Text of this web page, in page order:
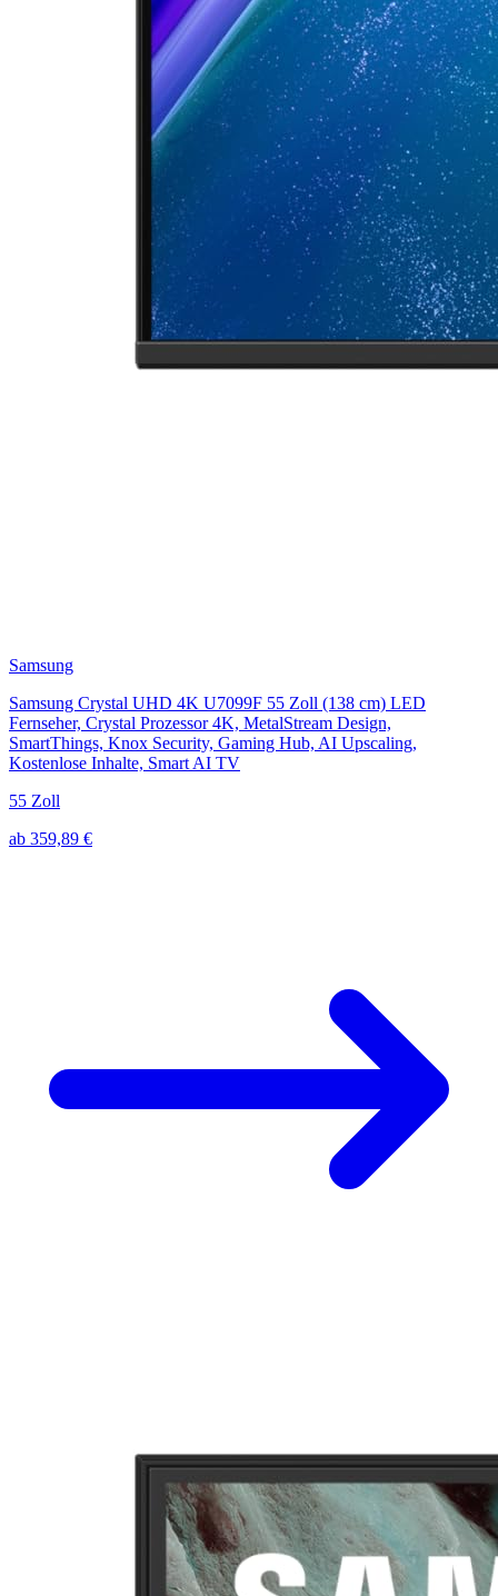
Samsung
Samsung Crystal UHD 4K U7099F 55 Zoll (138 cm) LED
Fernseher, Crystal Prozessor 4K, MetalStream Design,
SmartThings, Knox Security, Gaming Hub, AI Upscaling,
Kostenlose Inhalte, Smart AI TV
55 Zoll
ab 359,89 €